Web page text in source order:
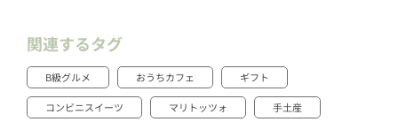
関連するタグ
B級グルメ おうちカフェ ギフト
コンビニスイーツ マリトッツォ 手土産